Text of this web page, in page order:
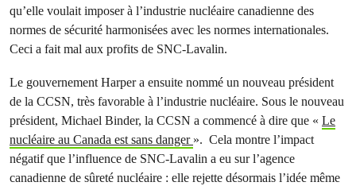
qu’elle voulait imposer à l’industrie nucléaire canadienne des
normes de sécurité harmonisées avec les normes internationales.
Ceci a fait mal aux profits de SNC-Lavalin.
Le gouvernement Harper a ensuite nommé un nouveau président
de la CCSN, très favorable à l’industrie nucléaire. Sous le nouveau
président, Michael Binder, la CCSN a commencé à dire que « Le
nucléaire au Canada est sans danger ». Cela montre l’impact
négatif que l’influence de SNC-Lavalin a eu sur l’agence
canadienne de sûreté nucléaire : elle rejette désormais l’idée même